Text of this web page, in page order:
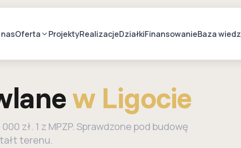
nasOferta ProjektyRealizacjeDziałkiFinansowanieBaza
w Ligocie
zł. 1 z MPZP. Sprawdzone pod budowę
terenu.